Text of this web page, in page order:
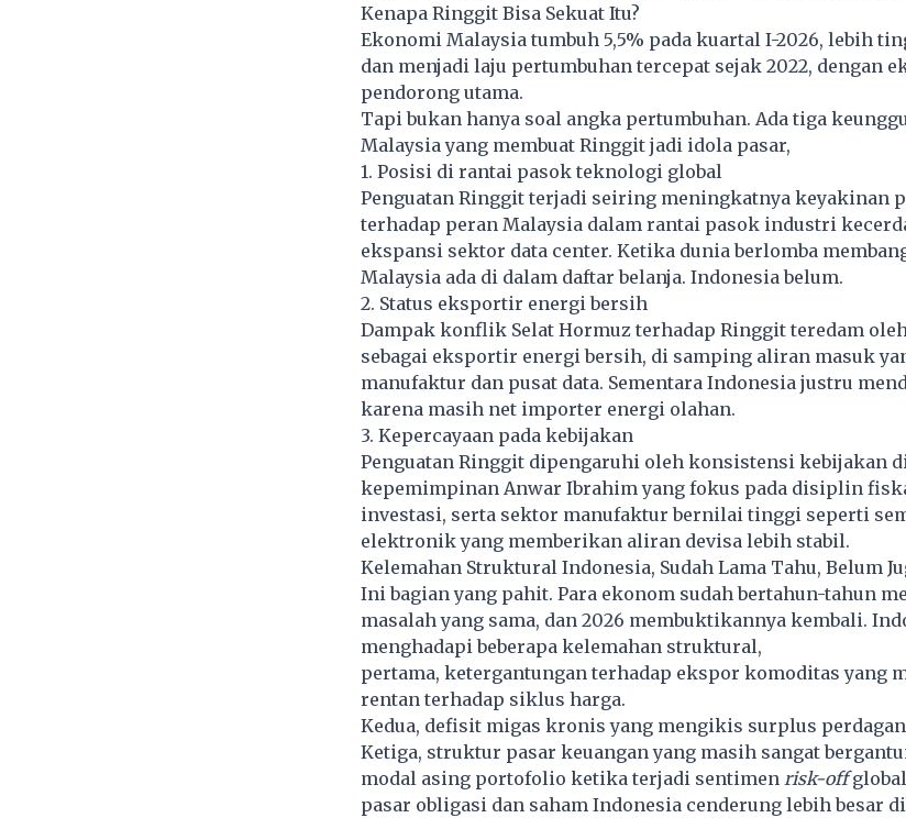
Kenapa Ringgit Bisa Sekuat Itu?
Ekonomi Malaysia tumbuh 5,5% pada kuartal I-2026, lebih
dan menjadi laju pertumbuhan tercepat sejak 2022, dengan
pendorong utama.
Tapi bukan hanya soal angka pertumbuhan. Ada tiga
Malaysia yang membuat Ringgit jadi idola pasar,
1. Posisi di rantai pasok teknologi global
Penguatan Ringgit terjadi seiring meningkatnya keyakinan
terhadap peran Malaysia dalam rantai pasok industri
ekspansi sektor data center. Ketika dunia berlomba
Malaysia ada di dalam daftar belanja. Indonesia belum.
2. Status eksportir energi bersih
Dampak konflik Selat Hormuz terhadap Ringgit teredam
sebagai eksportir energi bersih, di samping aliran masuk
manufaktur dan pusat data. Sementara Indonesia justru
karena masih net importer energi olahan.
3. Kepercayaan pada kebijakan
Penguatan Ringgit dipengaruhi oleh konsistensi kebijakan
kepemimpinan Anwar Ibrahim yang fokus pada disiplin
investasi, serta sektor manufaktur bernilai tinggi seperti
elektronik yang memberikan aliran devisa lebih stabil.
Kelemahan Struktural Indonesia, Sudah Lama Tahu, Belum
Ini bagian yang pahit. Para ekonom sudah bertahun-tahun
masalah yang sama, dan 2026 membuktikannya kembali.
menghadapi beberapa kelemahan struktural,
pertama, ketergantungan terhadap ekspor komoditas yang
rentan terhadap siklus harga.
Kedua, defisit migas kronis yang mengikis surplus
Ketiga, struktur pasar keuangan yang masih sangat
modal asing portofolio ketika terjadi sentimen risk-off
pasar obligasi dan saham Indonesia cenderung lebih besar